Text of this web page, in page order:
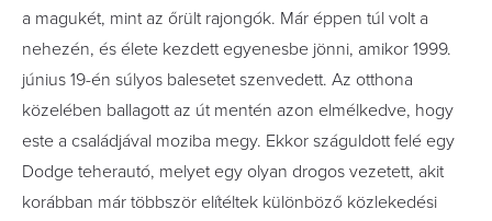
a magukét, mint az őrült rajongók. Már éppen túl volt a
nehezén, és élete kezdett egyenesbe jönni, amikor 1999.
június 19-én súlyos balesetet szenvedett. Az otthona
közelében ballagott az út mentén azon elmélkedve, hogy
este a családjával moziba megy. Ekkor száguldott felé egy
Dodge teherautó, melyet egy olyan drogos vezetett, akit
korábban már többször elítéltek különböző közlekedési